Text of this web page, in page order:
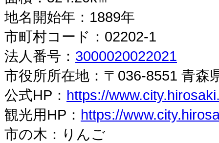
地名開始年：1889年
市町村コード：02202-1
法人番号： 3000020022021
市役所所在地：〒036-8551 青森
公式HP： https://
観光用HP： https://
市の木：りんご